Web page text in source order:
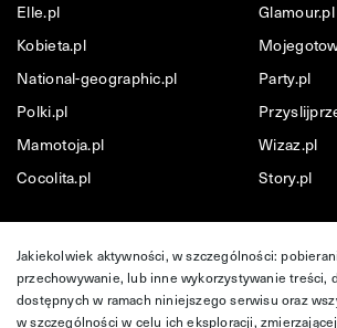
Elle.pl
Glamour.pl
Kobieta.pl
National-geographic.pl
Party.pl
Polki.pl
Mamotoja.pl
Wizaz.pl
Cocolita.pl
Story.pl
Jakiekolwiek aktywności, w szczególności:
przechowywanie, lub inne wykorzystywanie treści,
dostępnych w ramach niniejszego serwisu oraz
w szczególności w celu ich eksploracji,